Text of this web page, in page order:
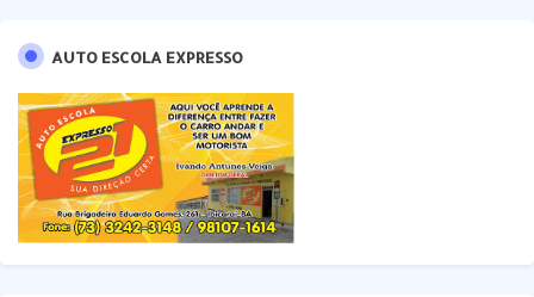
AUTO ESCOLA EXPRESSO